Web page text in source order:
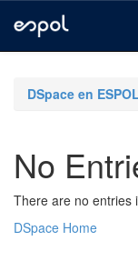
navigationDSpace en ESPOL
No
There are no entries
DSpace Home